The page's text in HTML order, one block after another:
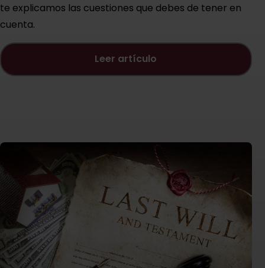
te explicamos las cuestiones que debes de tener en
cuenta.
leer artículo